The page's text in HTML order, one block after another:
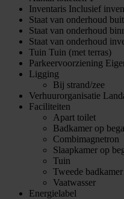
Inventaris Inclusief
Staat van onderhoud
Staat van onderhoud
Staat van onderhoud
Tuin Tuin (met terras)
Parkeervoorziening
Ligging
Bij strand/zee
Verhuurorganisatie
Faciliteiten
Apart toilet
Badkamer op
Combimagnetron
Slaapkamer op
Tuin
Tweede badkamer
Vaatwasser
Energielabel